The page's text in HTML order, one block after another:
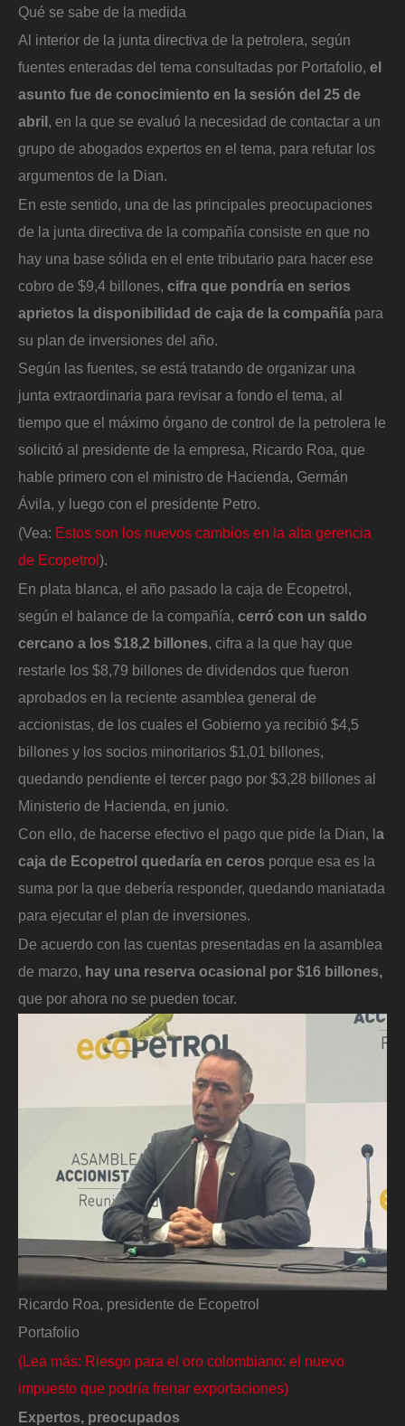
Qué se sabe de la medida
Al interior de la junta directiva de la petrolera, según
fuentes enteradas del tema consultadas por Portafolio, el
asunto fue de conocimiento en la sesión del 25 de
abril, en la que se evaluó la necesidad de contactar a un
grupo de abogados expertos en el tema, para refutar los
argumentos de la Dian.
En este sentido, una de las principales preocupaciones
de la junta directiva de la compañía consiste en que no
hay una base sólida en el ente tributario para hacer ese
cobro de $9,4 billones, cifra que pondría en serios
aprietos la disponibilidad de caja de la compañía para
su plan de inversiones del año.
Según las fuentes, se está tratando de organizar una
junta extraordinaria para revisar a fondo el tema, al
tiempo que el máximo órgano de control de la petrolera le
solicitó al presidente de la empresa, Ricardo Roa, que
hable primero con el ministro de Hacienda, Germán
Ávila, y luego con el presidente Petro.
(Vea: Estos son los nuevos cambios en la alta gerencia
de Ecopetrol).
En plata blanca, el año pasado la caja de Ecopetrol,
según el balance de la compañía, cerró con un saldo
cercano a los $18,2 billones, cifra a la que hay que
restarle los $8,79 billones de dividendos que fueron
aprobados en la reciente asamblea general de
accionistas, de los cuales el Gobierno ya recibió $4,5
billones y los socios minoritarios $1,01 billones,
quedando pendiente el tercer pago por $3,28 billones al
Ministerio de Hacienda, en junio.
Con ello, de hacerse efectivo el pago que pide la Dian, l a
caja de Ecopetrol quedaría en ceros porque esa es la
suma por la que debería responder, quedando maniatada
para ejecutar el plan de inversiones.
De acuerdo con las cuentas presentadas en la asamblea
de marzo, hay una reserva ocasional por $16 billones,
que por ahora no se pueden tocar.
Ricardo Roa, presidente de Ecopetrol
Portafolio
(Lea más: Riesgo para el oro colombiano: el nuevo
impuesto que podría frenar exportaciones)
Expertos, preocupados